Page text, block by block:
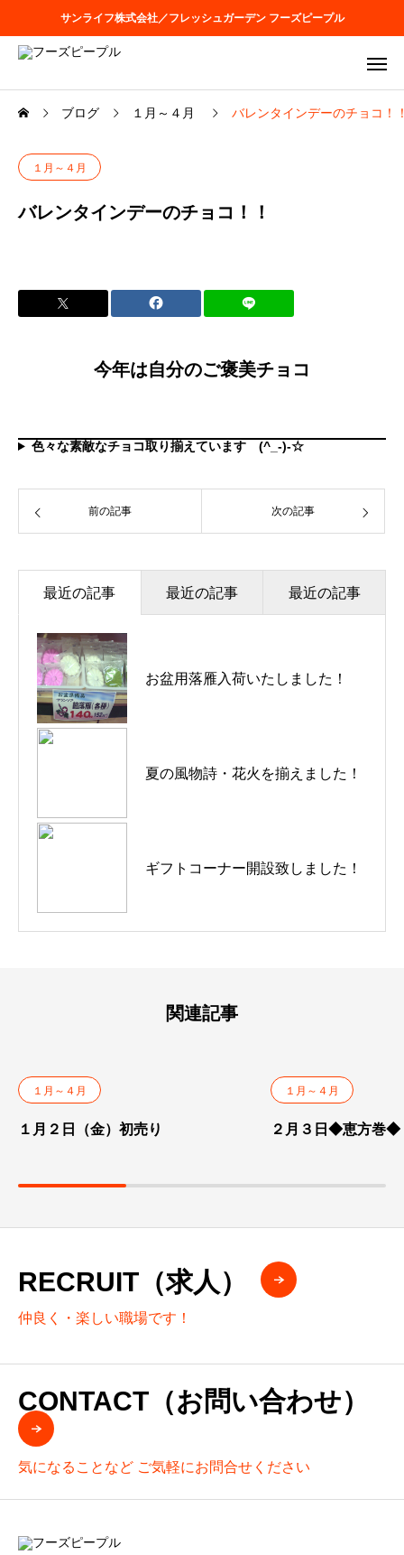
サンライフ株式会社／フレッシュガーデン フーズピープル
ブログ １月～４月 バレンタインデーのチョコ！
１月～４月
バレンタインデーのチョコ！！
今年は自分のご褒美チョコ
色々な素敵なチョコ取り揃えています (^_-)-☆
前の記事 次の記事
最近の記事 最近の記事 最近の記事
お盆用落雁入荷いたしました！
夏の風物詩・花火を揃えました！
ギフトコーナー開設致しました！
3月１４日はホワイトデー
バレンタインデーのチョコ！！
１月２日（金）初売り
3月１４日はホワイトデー
3月３日はお雛様
２月３日◆恵方巻◆
関連記事
１月～４月
１月２日（金）初売り
１月～４月
２月３日◆恵方巻◆
RECRUIT（求人）
仲良く・楽しい職場です！
CONTACT（お問い合わせ）
気になることなど ご気軽にお問合せください